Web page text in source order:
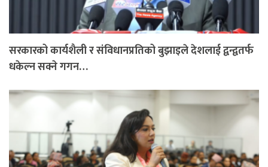
सरकारको कार्यशैली र संविधानप्रतिको बुझाइले देशलाई द्वन्द्वतर्फ
धकेल्न सक्ने गगन…